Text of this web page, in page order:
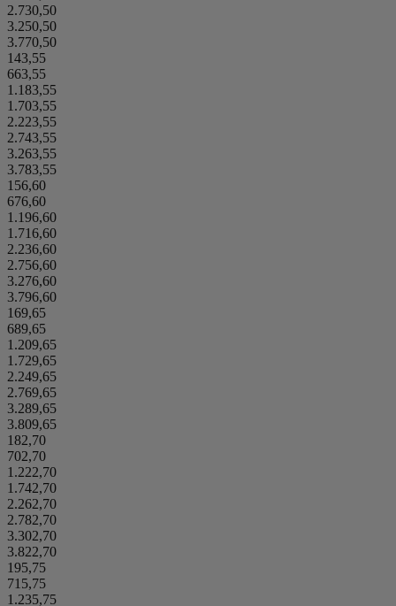
2.730,50
3.250,50
3.770,50
143,55
663,55
1.183,55
1.703,55
2.223,55
2.743,55
3.263,55
3.783,55
156,60
676,60
1.196,60
1.716,60
2.236,60
2.756,60
3.276,60
3.796,60
169,65
689,65
1.209,65
1.729,65
2.249,65
2.769,65
3.289,65
3.809,65
182,70
702,70
1.222,70
1.742,70
2.262,70
2.782,70
3.302,70
3.822,70
195,75
715,75
1.235,75